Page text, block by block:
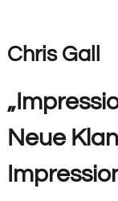
Chris Gall
Neue